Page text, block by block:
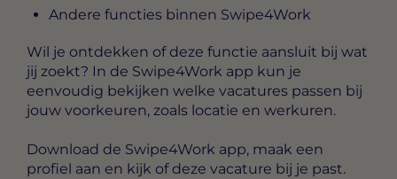
Andere functies binnen Swipe4Work
Wil je ontdekken of deze functie aansluit bij wat
jij zoekt? In de Swipe4Work app kun je
eenvoudig bekijken welke vacatures passen bij
jouw voorkeuren, zoals locatie en werkuren.
Download de Swipe4Work app, maak een
profiel aan en kijk of deze vacature bij je past.